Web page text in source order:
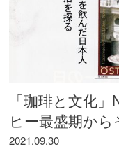
「珈琲と文化
ヒー最盛期から
2021.09.30